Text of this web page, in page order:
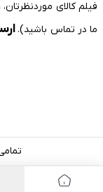
ما در تماس باشید).